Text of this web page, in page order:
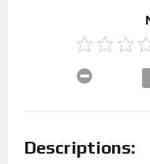
Descriptions: